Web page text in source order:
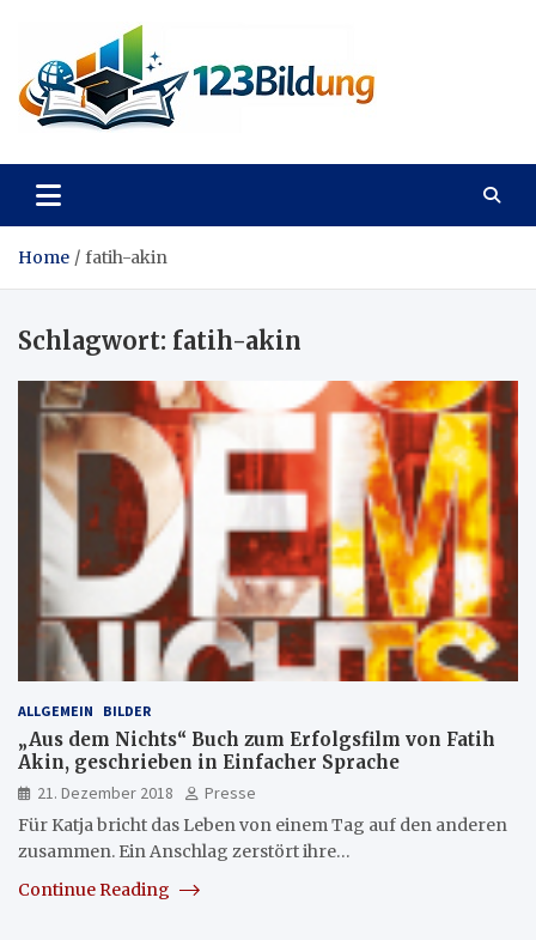
content
123Bildung
Home fatih-akin
Schlagwort: fatih-akin
ALLGEMEIN BILDER
„Aus dem Nichts“ Buch zum Erfolgsfilm von Fatih
Akin, geschrieben in Einfacher Sprache
21. Dezember 2018
Presse
Für Katja bricht das Leben von einem Tag auf den anderen
zusammen. Ein Anschlag zerstört ihre…
Continue Reading